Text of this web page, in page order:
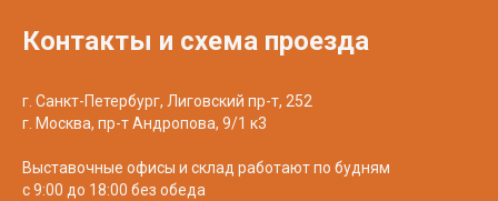
Контакты и схема проезда
г. Санкт-Петербург, Лиговский пр-т, 252
г. Москва, пр-т Андропова, 9/1 к3
Выставочные офисы и склад работают по будням
с 9:00 до 18:00 без обеда